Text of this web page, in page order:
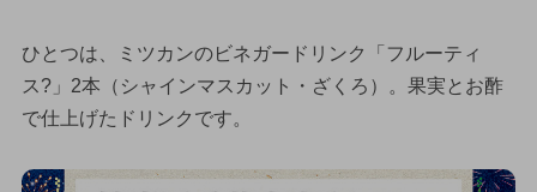
ひとつは、ミツカンのビネガードリンク「フルーティ
ス?」2本（シャインマスカット・ざくろ）。果実とお酢
で仕上げたドリンクです。